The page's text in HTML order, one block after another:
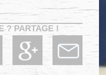
? PARTAGE !